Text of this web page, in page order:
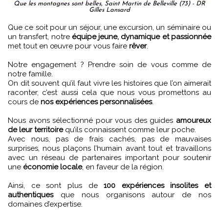
Que les montagnes sont belles, Saint Martin de Belleville (73) - DR
Gilles Lansard
Que ce soit pour un séjour, une excursion, un séminaire ou
un transfert, notre équipe jeune, dynamique et passionnée
met tout en œuvre pour vous faire rêver.
Notre engagement ? Prendre soin de vous comme de
notre famille.
On dit souvent qu’il faut vivre les histoires que l’on aimerait
raconter, c’est aussi cela que nous vous promettons au
cours de nos expériences personnalisées.
Nous avons sélectionné pour vous des guides amoureux
de leur territoirequ’ils connaissent comme leur poche.
Avec nous, pas de frais cachés, pas de mauvaises
surprises, nous plaçons l’humain avant tout et travaillons
avec un réseau de partenaires important pour soutenir
une économie locale, en faveur de la région.
Ainsi, ce sont plus de100 expériences insolites et
authentiquesque nous organisons autour de nos
domaines d’expertise.